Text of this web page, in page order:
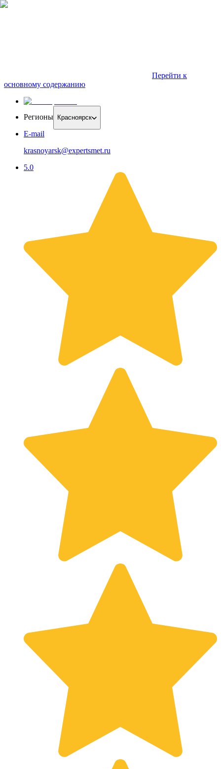
Перейти к
основному содержанию
Регионы Красноярск
E-mail
krasnoyarsk@expertsmet.ru
5.0